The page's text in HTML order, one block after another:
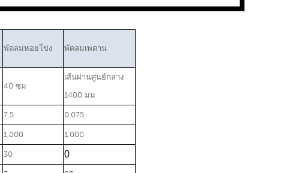
พัดลมหอยโข่ง พัดลมเพดาน
40 ซม
เส้นผ่านศูนย์กลาง
1400 มม
7.5 0.075
1,000 1,000
30 0